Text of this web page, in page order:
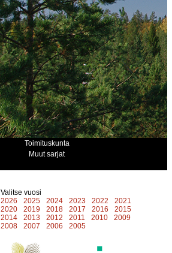
Toimituskunta
Muut sarjat
Valitse vuosi
2026
2025 2024 2023 2022
2021
2020
2019 2018 2017 2016
2015
2014
2013 2012 2011 2010
2009
2008
2007 2006 2005